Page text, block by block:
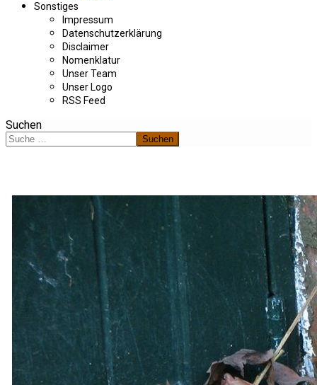
Sonstiges
Impressum
Datenschutzerklärung
Disclaimer
Nomenklatur
Unser Team
Unser Logo
RSS Feed
Suchen
Suchen